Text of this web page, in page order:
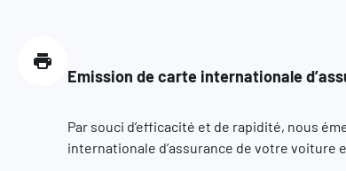
Emission de carte internationale
Par souci d’efficacité et de rapidité, nous
internationale d’assurance de votre voiture